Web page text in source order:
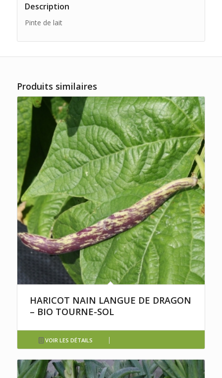
Description
Pinte de lait
Produits similaires
HARICOT NAIN LANGUE DE DRAGON
– BIO TOURNE-SOL
VOIR LES DÉTAILS